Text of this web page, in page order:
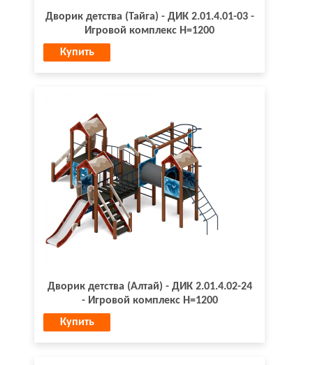
Дворик детства (Тайга) - ДИК 2.01.4.01-03 -
Игровой комплекс H=1200
Купить
Дворик детства (Алтай) - ДИК 2.01.4.02-24
- Игровой комплекс H=1200
Купить